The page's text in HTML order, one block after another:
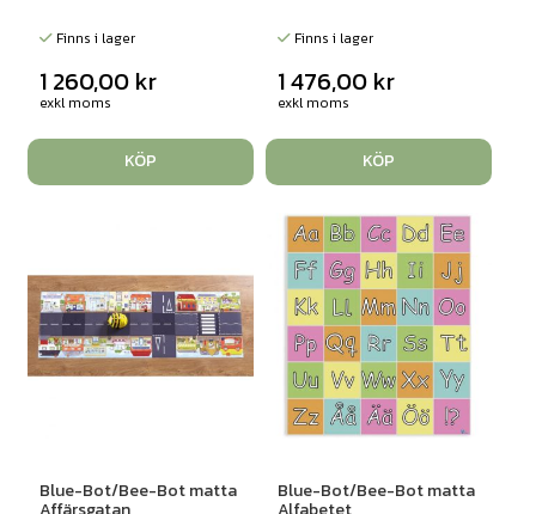
Finns i lager
1 260,00 kr
exkl moms
KÖP
Finns i lager
1 476,00 kr
exkl moms
KÖP
Blue-Bot/Bee-Bot matta Blue-Bot/Bee-Bot matta